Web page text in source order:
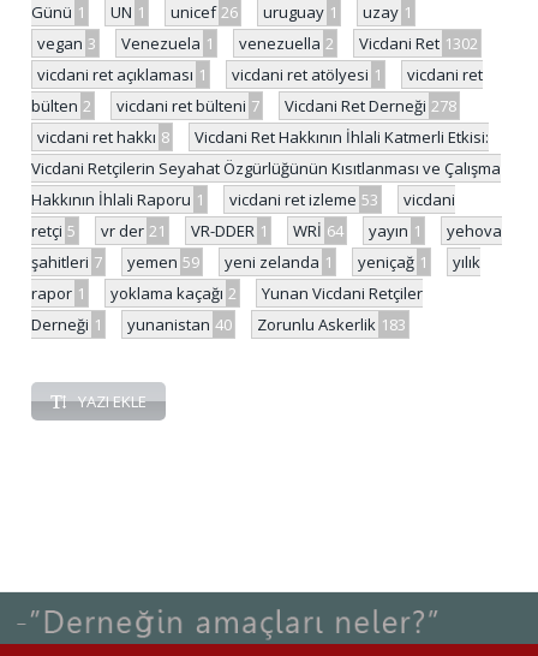
Günü 1 UN 1 unicef 26 uruguay 1 uzay 1
vegan 3 Venezuela 1 venezuella 2 Vicdani Ret 1302
vicdani ret açıklaması 1 vicdani ret atölyesi 1
vicdani ret
bülten 2 vicdani ret bülteni 7 Vicdani Ret Derneği 278
vicdani ret hakkı 8
Vicdani Ret Hakkının İhlali Katmerli Etkisi:
Vicdani Retçilerin Seyahat Özgürlüğünün Kısıtlanması ve Çalışma
Hakkının İhlali Raporu 1 vicdani ret izleme 53
vicdani
retçi 5 vr der 21 VR-DDER 1 WRİ 64 yayın 1
yehova
şahitleri 7 yemen 59 yeni zelanda 1 yeniçağ 1
yılık
rapor 1 yoklama kaçağı 2
Yunan Vicdani Retçiler
Derneği 1 yunanistan 40 Zorunlu Askerlik 183
YAZI EKLE